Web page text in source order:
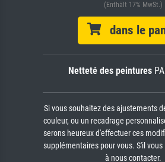
(Enthält 17% MwSt.)
dans le
Netteté des peintures
Si vous souhaitez des ajustements
couleur, ou un recadrage
serons heureux d'effectuer ces
supplémentaires pour vous. S'il
à nous contacter.